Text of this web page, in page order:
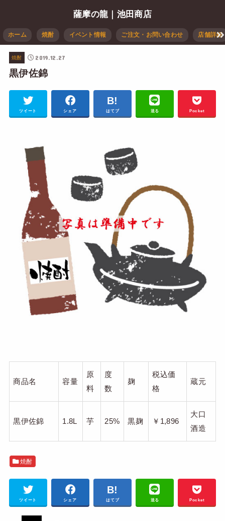
薩摩の龍｜池田商店
ホーム 焼酎 イベント情報 ご注文・お問い合わせ 店舗詳細
焼酎 2019.12.27
黒伊佐錦
ツイート シェア はてブ 送る Pocket
商品名 容量
原
料
度
数
麹
税込価
格
蔵元
黒伊佐錦 1.8L 芋 25% 黒麹 ￥1,896
大口
酒造
焼酎
ツイート シェア はてブ 送る Pocket